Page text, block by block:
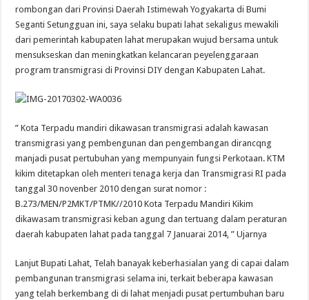
rombongan dari Provinsi Daerah Istimewah Yogyakarta di Bumi
Seganti Setungguan ini, saya selaku bupati lahat sekaligus mewakili
dari pemerintah kabupaten lahat merupakan wujud bersama untuk
mensukseskan dan meningkatkan kelancaran peyelenggaraan
program transmigrasi di Provinsi DIY dengan Kabupaten Lahat.
” Kota Terpadu mandiri dikawasan transmigrasi adalah kawasan
transmigrasi yang pembengunan dan pengembangan dirancqng
manjadi pusat pertubuhan yang mempunyain fungsi Perkotaan. KTM
kikim ditetapkan oleh menteri tenaga kerja dan Transmigrasi RI pada
tanggal 30 novenber 2010 dengan surat nomor :
B.273/MEN/P2MKT/PTMK//2010 Kota Terpadu Mandiri Kikim
dikawasam transmigrasi keban agung dan tertuang dalam peraturan
daerah kabupaten lahat pada tanggal 7 Januarai 2014, ” Ujarnya
Lanjut Bupati Lahat, Telah banayak keberhasialan yang di capai dalam
pembangunan transmigrasi selama ini, terkait beberapa kawasan
yang telah berkembang di di lahat menjadi pusat pertumbuhan baru